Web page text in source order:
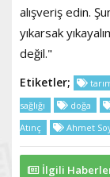
alışveriş edin.
yıkarsak
değil."
Etiketler;
sağlığı
doğa
Atınç
Ahmet
İlgili